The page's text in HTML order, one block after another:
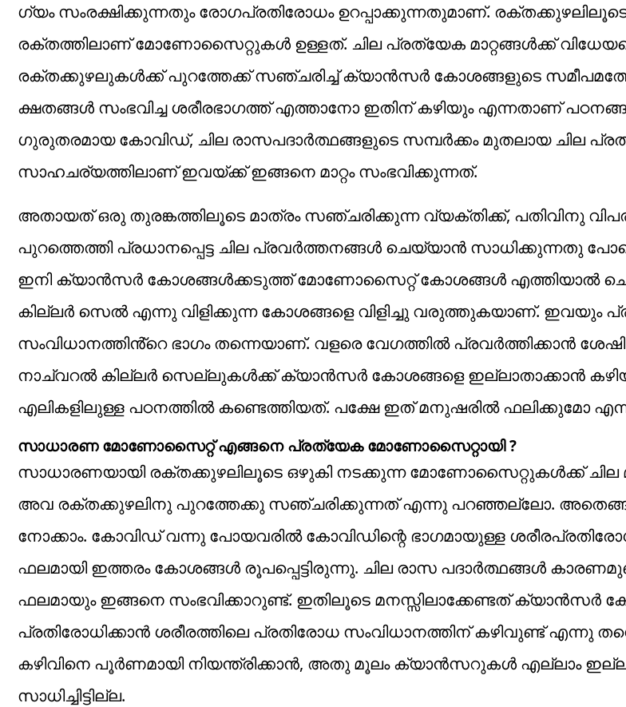
ഗ്യം സംരക്ഷിക്കുന്നതും രോ​ഗപ്രതിരോധം ഉറപ്പാക്കുന്നതുമാണ്.
രക്തത്തിലാണ് മോണോസൈറ്റുകൾ ഉള്ളത്. ചില പ്രത്യേക മാറ്റങ്ങൾക്ക്
രക്തക്കുഴലുകൾക്ക് പുറത്തേക്ക് സഞ്ചരിച്ച് ക്യാൻസർ കോശങ്ങളുടെ
ക്ഷതങ്ങൾ സംഭവിച്ച ശരീരഭാ​ഗത്ത് എത്താനോ ഇതിന് കഴിയും എന്നതാണ്
ഗുരുതരമായ കോവിഡ്, ചില രാസപദാർത്ഥങ്ങളുടെ സമ്പർക്കം മുതലായ ചില
സാഹചര്യത്തിലാണ് ഇവയ്ക്ക് ഇങ്ങനെ മാറ്റം സംഭവിക്കുന്നത്.
അതായത് ഒരു തുരങ്കത്തിലൂടെ മാത്രം സഞ്ചരിക്കുന്ന വ്യക്തിക്ക്, പതിവിനു
പുറത്തെത്തി പ്രധാനപ്പെട്ട ചില പ്രവർത്തനങ്ങൾ ചെയ്യാൻ സാധിക്കുന്നതു
ഇനി ക്യാൻസർ കോശങ്ങൾക്കടുത്ത് മോണോസൈറ്റ് കോശങ്ങൾ എത്തിയാൽ
കില്ലർ സെൽ എന്നു വിളിക്കുന്ന കോശങ്ങളെ വിളിച്ചു വരുത്തുകയാണ്. ഇവയും
സംവിധാനത്തിൻ്റെ ഭാ​ഗം തന്നെയാണ്. വളരെ വേ​ഗത്തിൽ പ്രവർത്തിക്കാൻ
നാച്വറൽ കില്ലർ സെല്ലുകൾക്ക് ക്യാൻസർ കോശങ്ങളെ ഇല്ലാതാക്കാൻ
എലികളിലുള്ള പഠനത്തിൽ കണ്ടെത്തിയത്. പക്ഷേ ഇത് മനുഷരിൽ ഫലിക്കുമോ
സാധാരണ മോണോസൈറ്റ് എങ്ങനെ പ്രത്യേക മോണോസൈറ്റായി ?
സാധാരണയായി രക്തക്കുഴലിലൂടെ ഒഴുകി നടക്കുന്ന മോണോസൈറ്റുകൾക്ക് ചില
അവ രക്തക്കുഴലിനു പുറത്തേക്കു സഞ്ചരിക്കുന്നത് എന്നു പറഞ്ഞല്ലോ.
നോക്കാം. കോവിഡ് വന്നു പോയവരിൽ കോവിഡിന്റെ ഭാ​ഗമായുള്ള
ഫലമായി ഇത്തരം കോശങ്ങൾ രൂപപ്പെട്ടിരുന്നു. ചില രാസ പദാർത്ഥങ്ങൾ
ഫലമായും ഇങ്ങനെ സംഭവിക്കാറുണ്ട്. ഇതിലൂടെ മനസ്സിലാക്കേണ്ടത് ക്യാൻസർ
പ്രതിരോധിക്കാൻ ശരീരത്തിലെ പ്രതിരോധ സംവിധാനത്തിന് കഴിവുണ്ട് എന്നു
കഴിവിനെ പൂർണമായി നിയന്ത്രിക്കാൻ, അതു മൂലം ക്യാൻസറുകൾ എല്ലാം
സാധിച്ചിട്ടില്ല.